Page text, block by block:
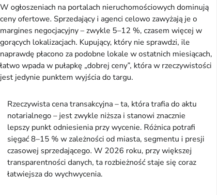
W ogłoszeniach na portalach nieruchomościowych dominują
ceny ofertowe. Sprzedający i agenci celowo zawyżają je o
margines negocjacyjny – zwykle 5–12 %, czasem więcej w
gorących lokalizacjach. Kupujący, który nie sprawdzi, ile
naprawdę płacono za podobne lokale w ostatnich miesiącach,
łatwo wpada w pułapkę „dobrej ceny”, która w rzeczywistości
jest jedynie punktem wyjścia do targu.
Rzeczywista cena transakcyjna – ta, która trafia do aktu
notarialnego – jest zwykle niższa i stanowi znacznie
lepszy punkt odniesienia przy wycenie. Różnica potrafi
sięgać 8–15 % w zależności od miasta, segmentu i presji
czasowej sprzedającego. W 2026 roku, przy większej
transparentności danych, ta rozbieżność staje się coraz
łatwiejsza do wychwycenia.